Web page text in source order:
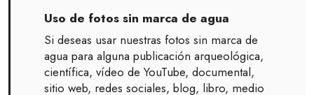
Uso de fotos sin marca de agua
Si deseas usar nuestras fotos sin marca de
agua para alguna publicación arqueológica,
científica, vídeo de YouTube, documental,
sitio web, redes sociales, blog, libro, medio